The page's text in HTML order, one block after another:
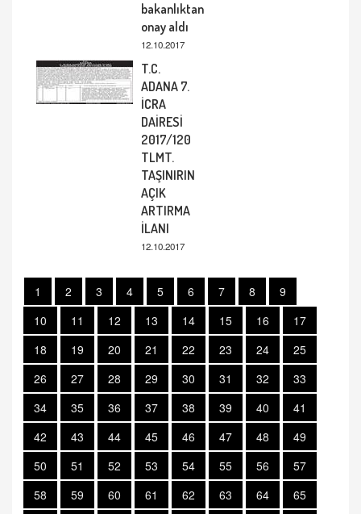
bakanlıktan
onay aldı
12.10.2017
T.C.
ADANA 7.
İCRA
DAİRESİ
2017/120
TLMT.
TAŞINIRIN
AÇIK
ARTIRMA
İLANI
12.10.2017
1 2 3 4 5 6 7 8
9
10
11 12 13 14 15 16
17
18
19 20 21 22 23 24
25
26
27 28 29 30 31 32
33
34
35 36 37 38 39 40
41
42
43 44 45 46 47 48
49
50
51 52 53 54 55 56
57
58
59 60 61 62 63 64
65